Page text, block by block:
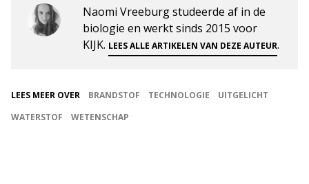
Naomi Vreeburg studeerde af in de
biologie en werkt sinds 2015 voor
KIJK. LEES ALLE ARTIKELEN VAN DEZE AUTEUR.
LEES MEER OVER BRANDSTOF TECHNOLOGIE
UITGELICHT
WATERSTOF
WETENSCHAP